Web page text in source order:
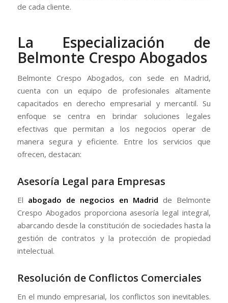
de cada cliente.
La Especialización de
Belmonte Crespo Abogados
Belmonte Crespo Abogados, con sede en Madrid,
cuenta con un equipo de profesionales altamente
capacitados en derecho empresarial y mercantil. Su
enfoque se centra en brindar soluciones legales
efectivas que permitan a los negocios operar de
manera segura y eficiente. Entre los servicios que
ofrecen, destacan:
Asesoría Legal para Empresas
El abogado de negocios en Madrid de Belmonte
Crespo Abogados proporciona asesoría legal integral,
abarcando desde la constitución de sociedades hasta la
gestión de contratos y la protección de propiedad
intelectual.
Resolución de Conflictos Comerciales
En el mundo empresarial, los conflictos son inevitables.